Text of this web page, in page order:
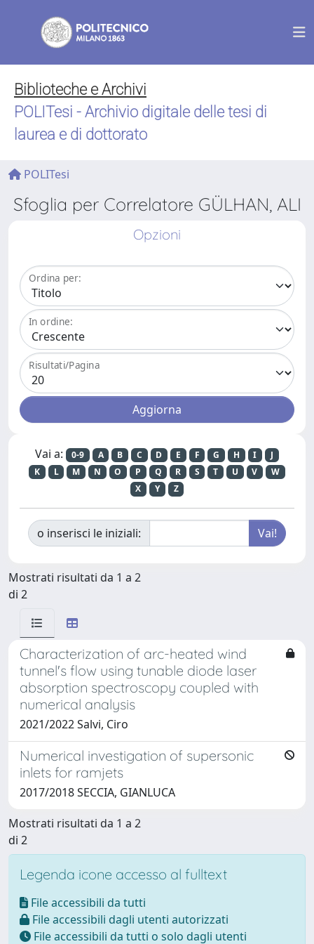
Biblioteche e Archivi
POLITesi - Archivio digitale delle tesi di
laurea e di dottorato
POLITesi
Sfoglia per Correlatore GÜLHAN, ALI
Opzioni
Ordina per:
In ordine:
Risultati/Pagina
Vai a: 0-9 A B C D E F G H I
J
K
L M N O P Q R S T U V
W
X
Y Z
o inserisci le iniziali:
Mostrati risultati da 1 a 2
di 2
Characterization of arc-heated wind
tunnel's flow using tunable diode laser
absorption spectroscopy coupled with
numerical analysis
2021/2022 Salvi, Ciro
Numerical investigation of supersonic
inlets for ramjets
2017/2018 SECCIA, GIANLUCA
Mostrati risultati da 1 a 2
di 2
Legenda icone accesso al fulltext
File accessibili da tutti
File accessibili dagli utenti autorizzati
File accessibili da tutti o solo dagli utenti